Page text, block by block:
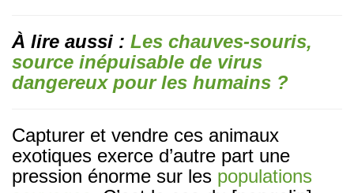
À lire aussi : Les chauves-souris,
source inépuisable de virus
dangereux pour les humains ?
Capturer et vendre ces animaux
exotiques exerce d’autre part une
pression énorme sur les populations